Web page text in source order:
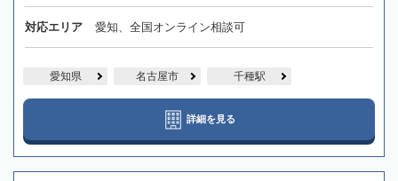
対応エリア 愛知、全国オンライン相談可
愛知県 名古屋市 千種駅
詳細を見る